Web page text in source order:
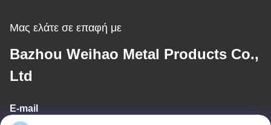
Μας ελάτε σε επαφή με
Bazhou Weihao Metal Products Co.,
Ltd
E-mail